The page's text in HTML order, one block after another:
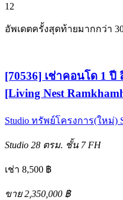
12
อัพเดตครั้งสุดท้ายมากกว่า
[70536] เช่าคอนโด 1 ปี
[Living Nest
Studio ทรัพย์โครงการ(ใหม่)
Studio 28 ตรม. ชั้น 7 FH
เช่า 8,500 ฿
ขาย 2,350,000 ฿